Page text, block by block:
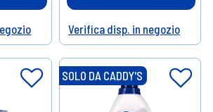
Help
Verifica disp. in negozio
SOLO DA CADDY'S